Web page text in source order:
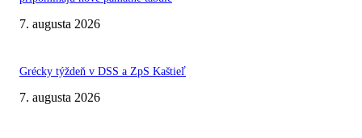
7. augusta 2026
Grécky týždeň v DSS a ZpS Kaštieľ
7. augusta 2026